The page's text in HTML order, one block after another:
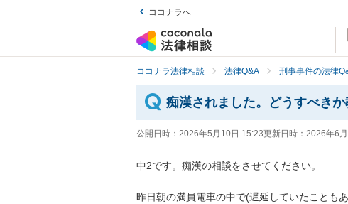
ココナラへ
ココナラ法律相談 法律Q&A 刑事事件の法律
痴漢されました。どうすべき
公開日時： 2026年5月10日 15:23更新日時： 2026年6
中2です。痴漢の相談をさせてください。
昨日朝の満員電車の中で(遅延していたことも